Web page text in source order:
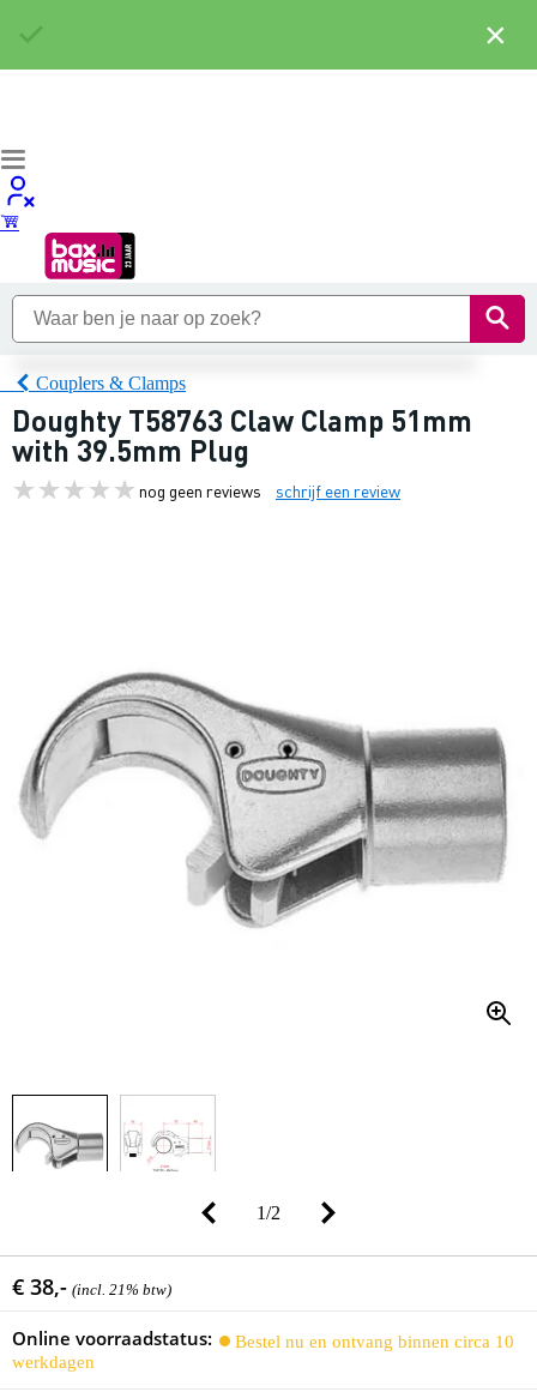
Couplers & Clamps
Doughty T58763 Claw Clamp 51mm
with 39.5mm Plug
nog geen reviews schrijf een review
1/2
€ 38,- (incl. 21% btw)
Online voorraadstatus:
Bestel nu en ontvang binnen circa 10
werkdagen
×